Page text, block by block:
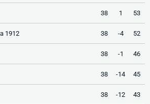
38 1 53
1912 38 -4 52
38 -1 46
38 -14 45
38 -12 43